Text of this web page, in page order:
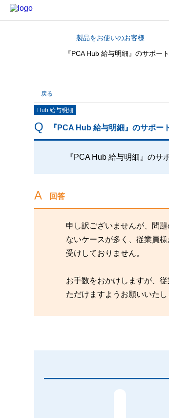
カテゴリから探す製品をお使いのお客様
『PCA Hub 給与明細』のサポー
戻る
Hub 給与明細
『PCA Hub 給与明細』のサポー
『PCA Hub 給与明細』のサ
回答
申し訳ございませんが、問
ないケースが多く、従業員
受けしておりません。
お手数をおかけしますが、
ただけますようお願いいたし